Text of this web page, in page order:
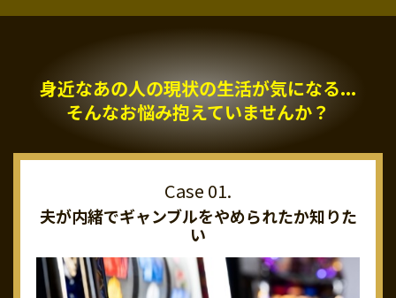
身近なあの人の現状の生活が気になる...
そんなお悩み抱えていませんか？
夫が内緒でギャンブルをやめられたか知りた
い